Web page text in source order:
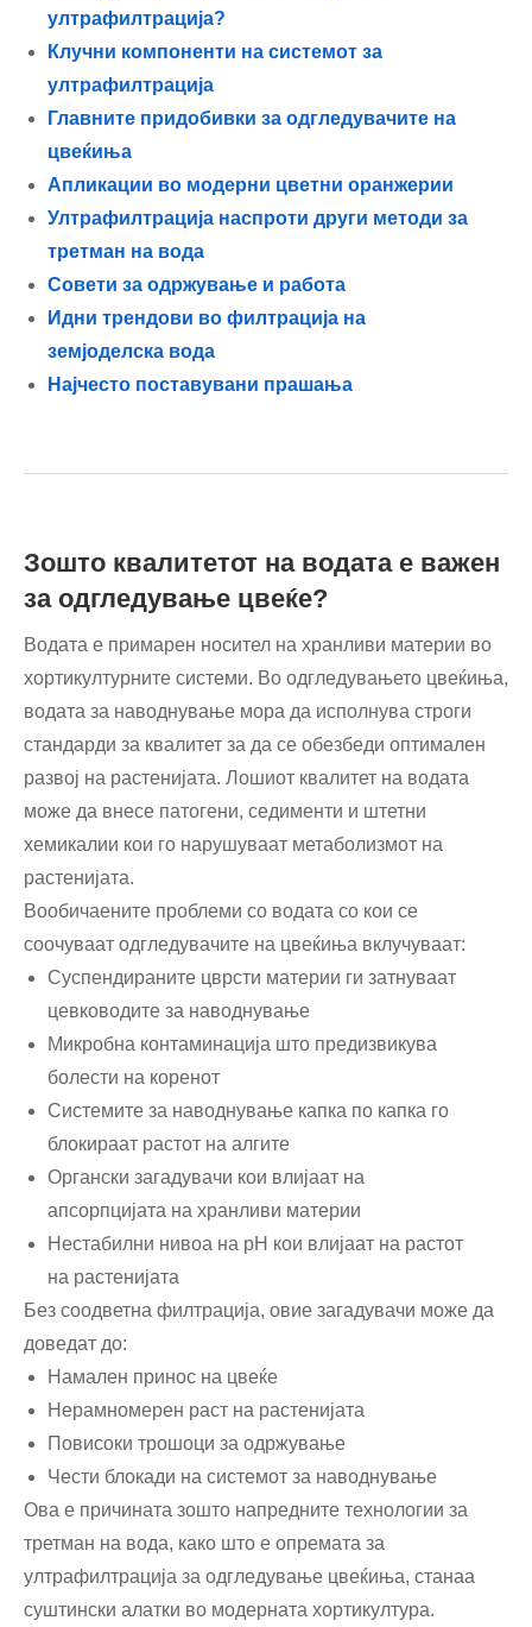
ултрафилтрација?
Клучни компоненти на системот за
ултрафилтрација
Главните придобивки за одгледувачите на
цвеќиња
Апликации во модерни цветни оранжерии
Ултрафилтрација наспроти други методи за
третман на вода
Совети за одржување и работа
Идни трендови во филтрација на
земјоделска вода
Најчесто поставувани прашања
Зошто квалитетот на водата е важен
за одгледување цвеќе?
Водата е примарен носител на хранливи материи во
хортикултурните системи. Во одгледувањето цвеќиња,
водата за наводнување мора да исполнува строги
стандарди за квалитет за да се обезбеди оптимален
развој на растенијата. Лошиот квалитет на водата
може да внесе патогени, седименти и штетни
хемикалии кои го нарушуваат метаболизмот на
растенијата.
Вообичаените проблеми со водата со кои се
соочуваат одгледувачите на цвеќиња вклучуваат:
Суспендираните цврсти материи ги затнуваат
цевководите за наводнување
Микробна контаминација што предизвикува
болести на коренот
Системите за наводнување капка по капка го
блокираат растот на алгите
Органски загадувачи кои влијаат на
апсорпцијата на хранливи материи
Нестабилни нивоа на pH кои влијаат на растот
на растенијата
Без соодветна филтрација, овие загадувачи може да
доведат до:
Намален принос на цвеќе
Нерамномерен раст на растенијата
Повисоки трошоци за одржување
Чести блокади на системот за наводнување
Ова е причината зошто напредните технологии за
третман на вода, како што е опремата за
ултрафилтрација за одгледување цвеќиња, станаа
суштински алатки во модерната хортикултура.